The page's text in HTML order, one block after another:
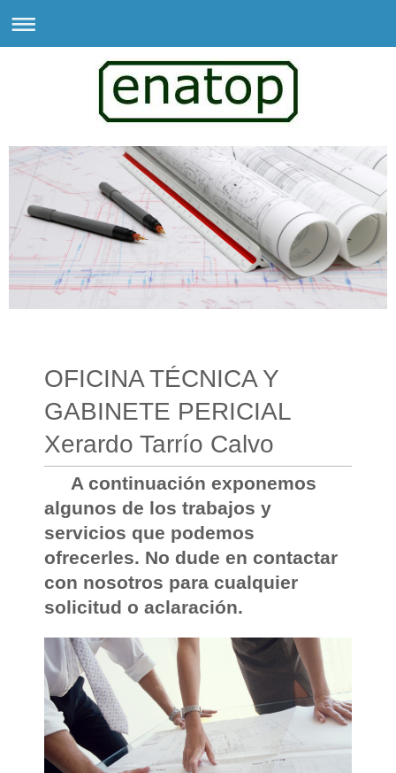
OFICINA TÉCNICA Y
GABINETE PERICIAL
Xerardo Tarrío Calvo
A continuación exponemos
algunos de los trabajos y
servicios que podemos
ofrecerles. No dude en contactar
con nosotros para cualquier
solicitud o aclaración.